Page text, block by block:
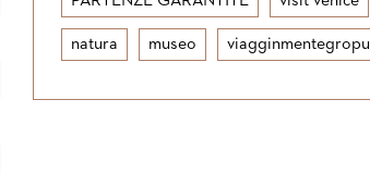
natura museo viagginmentegropu